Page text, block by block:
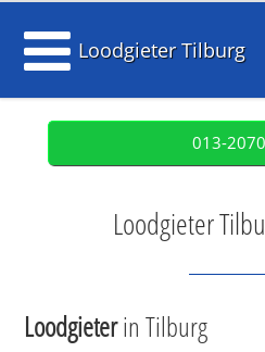
Loodgieter Tilburg
013-
Loodgieter
Loodgieterin Tilburg